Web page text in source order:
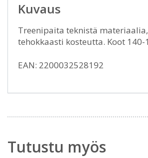
Kuvaus
Treenipaita teknistä
tehokkaasti kosteutta. Koot 140-
EAN: 2200032528192
Tutustu myös